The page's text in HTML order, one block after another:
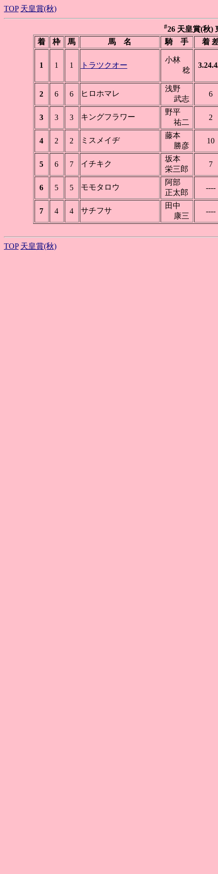
TOP 天皇賞(秋)
#26 天皇賞(秋)
着
枠 馬 馬 名 騎 手 着
1 1 1 トラツクオー
小林
稔
2 6 6 ヒロホマレ
浅野
武志
6
3 3 3 キングフラワー
野平
祐二
2
4 2 2 ミスメイヂ
藤本
勝彦
10
5 6 7 イチキク
坂本
栄三郎
7
6 5 5 モモタロウ
阿部
正太郎
----
7 4 4 サチフサ
田中
康三
----
TOP 天皇賞(秋)